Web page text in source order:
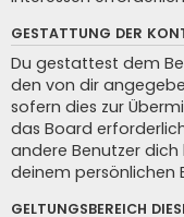
GESTATTUNG DER
Du gestattest dem
den von dir
sofern dies zur
das Board
andere Benutzer
deinem persönlichen
GELTUNGSBEREICH